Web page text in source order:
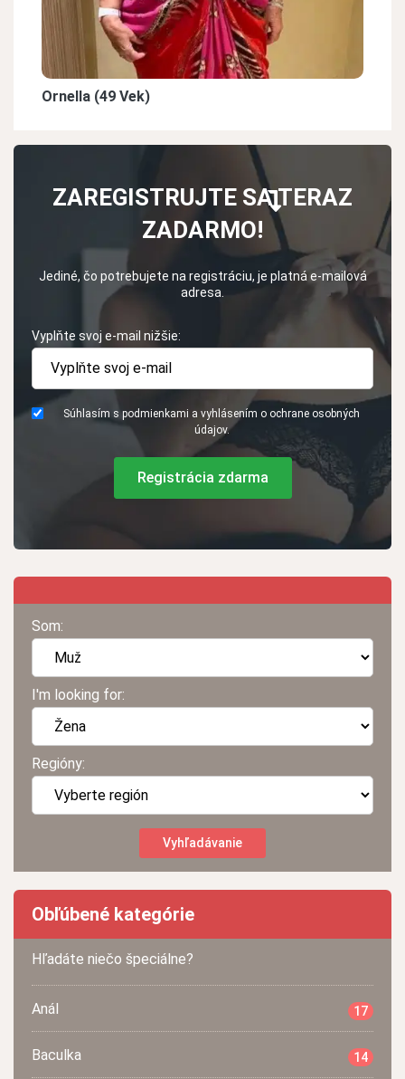
Ornella (49 Vek)
ZAREGISTRUJTE SA TERAZ
ZADARMO!
Jediné, čo potrebujete na registráciu, je platná e-mailová
adresa.
Vyplňte svoj e-mail nižšie:
Súhlasím s podmienkami a vyhlásením o ochrane osobných
údajov.
Registrácia zdarma
Som:
I'm looking for:
Regióny:
Obľúbené kategórie
Hľadáte niečo špeciálne?
Anál 17
Baculka 14